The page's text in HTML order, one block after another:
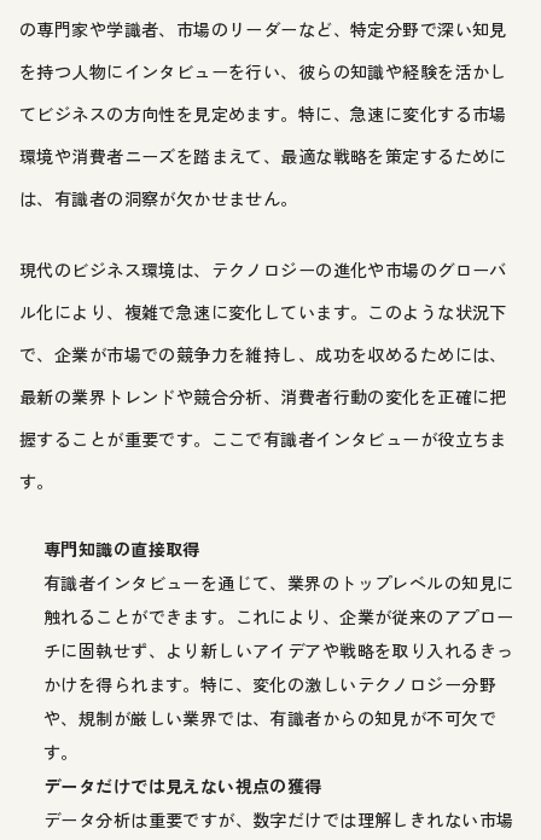
の専門家や学識者、市場のリーダーなど、特定分野で深い知見
を持つ人物にインタビューを行い、彼らの知識や経験を活かし
てビジネスの方向性を見定めます。特に、急速に変化する市場
環境や消費者ニーズを踏まえて、最適な戦略を策定するために
は、有識者の洞察が欠かせません。
現代のビジネス環境は、テクノロジーの進化や市場のグローバ
ル化により、複雑で急速に変化しています。このような状況下
で、企業が市場での競争力を維持し、成功を収めるためには、
最新の業界トレンドや競合分析、消費者行動の変化を正確に把
握することが重要です。ここで有識者インタビューが役立ちま
す。
専門知識の直接取得
有識者インタビューを通じて、業界のトップレベルの知見に
触れることができます。これにより、企業が従来のアプロー
チに固執せず、より新しいアイデアや戦略を取り入れるきっ
かけを得られます。特に、変化の激しいテクノロジー分野
や、規制が厳しい業界では、有識者からの知見が不可欠で
す。
データだけでは見えない視点の獲得
データ分析は重要ですが、数字だけでは理解しきれない市場